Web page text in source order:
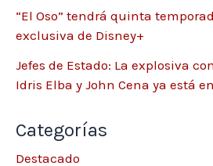
“El Oso” tendrá quinta
exclusiva de Disney+
Jefes de Estado: La explosiva
Idris Elba y John Cena ya está
Categorías
Destacado